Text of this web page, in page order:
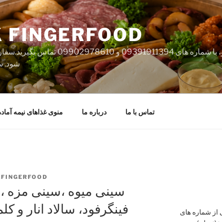
لطفا جهت سفارش و دریافت منو، با
شود.
منوی غذاهای نیمه درباره ما تماس با ما
سینی میوه ،سینی مزه
فینگرفود، سالاد انار و
شماره های